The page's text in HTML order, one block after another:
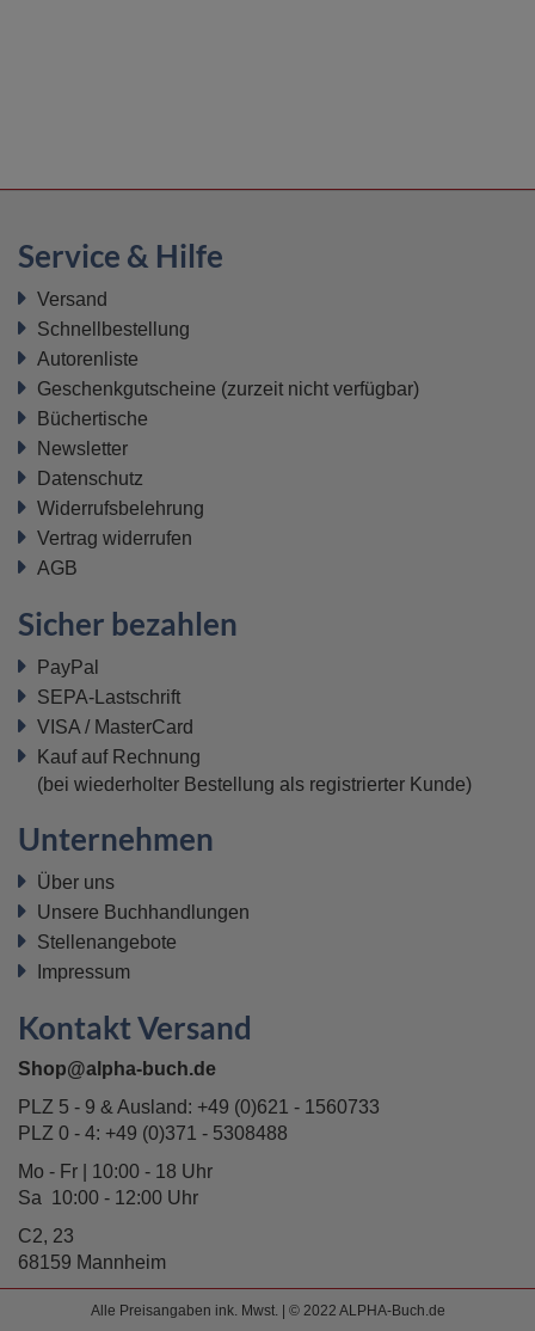
Service & Hilfe
Versand
Schnellbestellung
Autorenliste
Geschenkgutscheine (zurzeit nicht verfügbar)
Büchertische
Newsletter
Datenschutz
Widerrufsbelehrung
Vertrag widerrufen
AGB
Sicher bezahlen
PayPal
SEPA-Lastschrift
VISA / MasterCard
Kauf auf Rechnung
(bei wiederholter Bestellung als registrierter Kunde)
Unternehmen
Über uns
Unsere Buchhandlungen
Stellenangebote
Impressum
Kontakt Versand
Shop@alpha-buch.de
PLZ 5 - 9 & Ausland: +49 (0)621 - 1560733
PLZ 0 - 4: +49 (0)371 - 5308488
Mo - Fr | 10:00 - 18 Uhr
Sa 10:00 - 12:00 Uhr
C2, 23
68159 Mannheim
Alle Preisangaben ink. Mwst. | © 2022 ALPHA-Buch.de